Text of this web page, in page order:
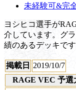
未経験可&完
ヨシヒコ選手が
介しています。グ
績のあるデッキで
掲載日
2019/10/7
RAGE VEC 予選